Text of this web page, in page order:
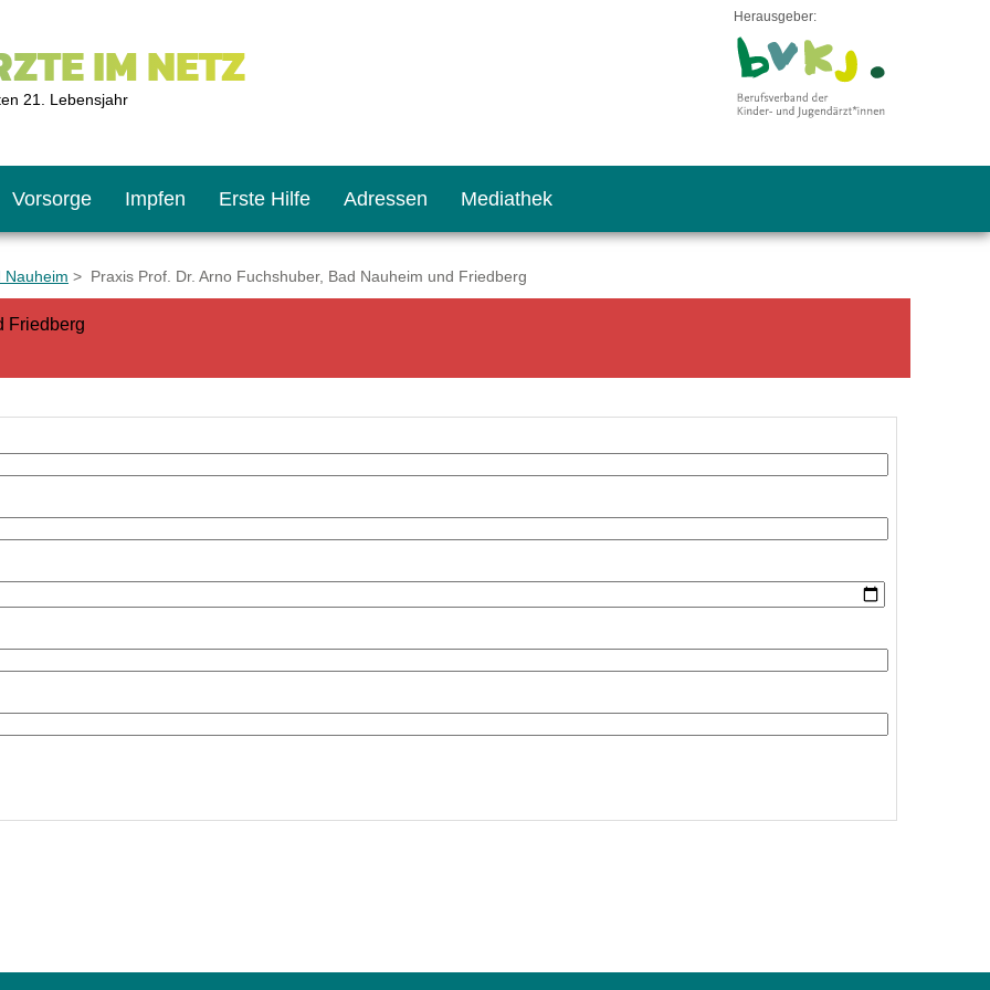
IM NETZ
21. Lebensjahr
Herausgeber:
Vorsorge Impfen
oft?
Erste Hilfe Adressen Mediathek
Nauheim > Praxis Prof. Dr. Arno Fuchshuber, Bad Nauheim und Friedberg
Friedberg